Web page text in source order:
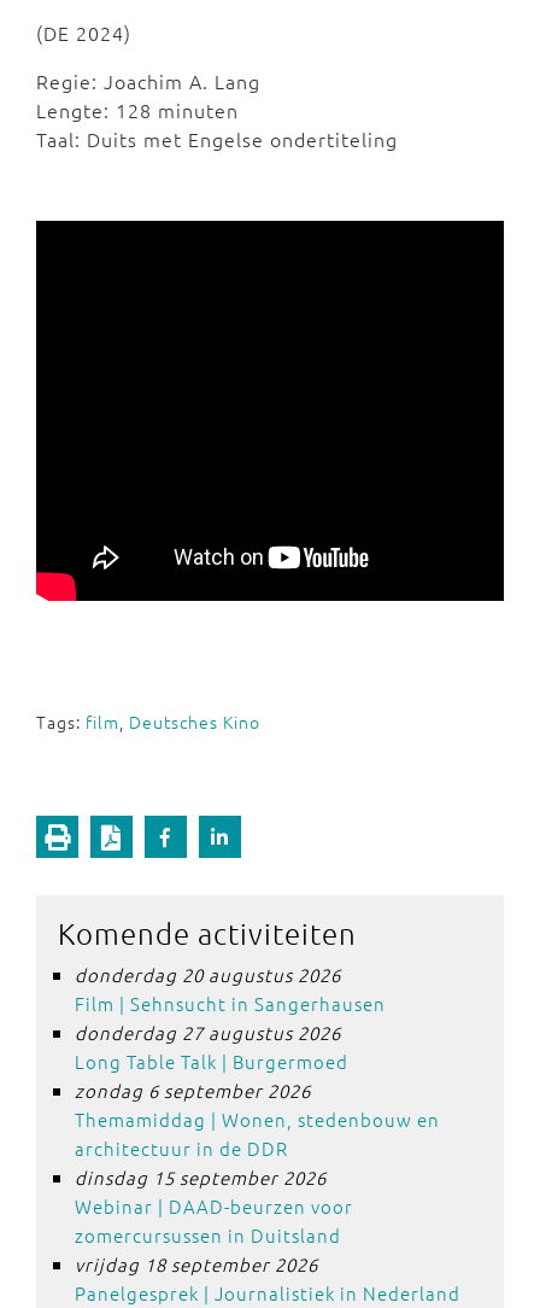
(DE 2024)
Regie: Joachim A. Lang
Lengte: 128 minuten
Taal: Duits met Engelse ondertiteling
Tags: film, Deutsches Kino
Komende activiteiten
donderdag 20 augustus 2026
Film | Sehnsucht in Sangerhausen
donderdag 27 augustus 2026
Long Table Talk | Burgermoed
zondag 6 september 2026
Themamiddag | Wonen, stedenbouw en
architectuur in de DDR
dinsdag 15 september 2026
Webinar | DAAD-beurzen voor
zomercursussen in Duitsland
vrijdag 18 september 2026
Panelgesprek | Journalistiek in Nederland